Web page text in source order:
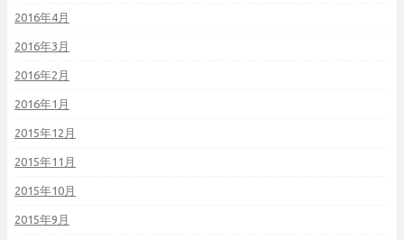
2016年4月
2016年3月
2016年2月
2016年1月
2015年12月
2015年11月
2015年10月
2015年9月